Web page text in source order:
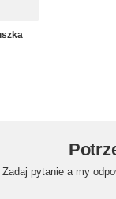
Zadaj pytanie a my